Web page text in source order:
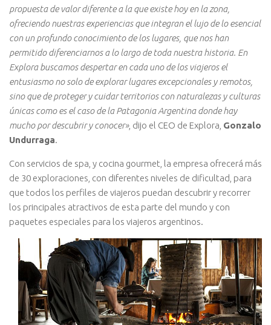
propuesta de valor diferente a la que existe hoy en la zona,
ofreciendo nuestras experiencias que integran el lujo de lo esencial
con un profundo conocimiento de los lugares, que nos han
permitido diferenciarnos a lo largo de toda nuestra historia. En
Explora buscamos despertar en cada uno de los viajeros el
entusiasmo no solo de explorar lugares excepcionales y remotos,
sino que de proteger y cuidar territorios con naturalezas y culturas
únicas como es el caso de la Patagonia Argentina donde hay
mucho por descubrir y conocer», dijo el CEO de Explora, Gonzalo
Undurraga.
Con servicios de spa, y cocina gourmet, la empresa ofrecerá más
de 30 exploraciones, con diferentes niveles de dificultad, para
que todos los perfiles de viajeros puedan descubrir y recorrer
los principales atractivos de esta parte del mundo y con
paquetes especiales para los viajeros argentinos.